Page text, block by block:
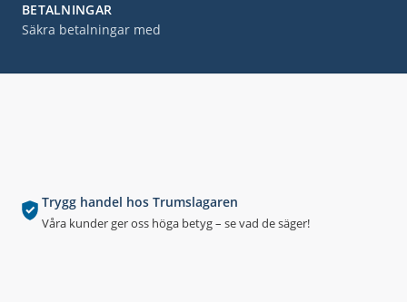
Trygg handel hos Trumslagaren
Våra kunder ger oss höga betyg – se vad de säger!
BETALNINGAR
Säkra betalningar med